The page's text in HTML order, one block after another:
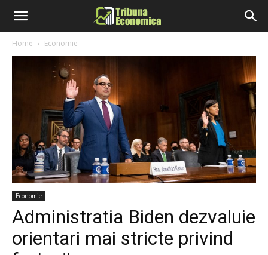
Home Economie
Economie
Administratia Biden dezvaluie
orientari mai stricte privind